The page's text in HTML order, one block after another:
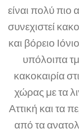
είναι πολύ πιο
συνεχιστεί
και βόρειο
υπόλοιπα
κακοκαιρία
χώρας με τα
Αττική και τα
από τα